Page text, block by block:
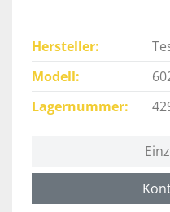
Hersteller
Modell
Lagernummer